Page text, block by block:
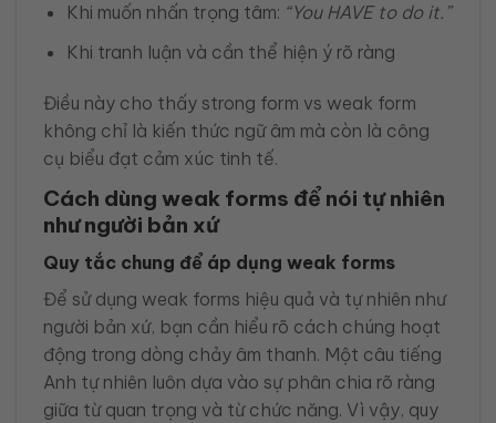
Khi muốn nhấn trọng tâm: “You HAVE to do it.”
Khi tranh luận và cần thể hiện ý rõ ràng
Điều này cho thấy strong form vs weak form
không chỉ là kiến thức ngữ âm mà còn là công
cụ biểu đạt cảm xúc tinh tế.
Cách dùng weak forms để nói tự nhiên
như người bản xứ
Quy tắc chung để áp dụng weak forms
Để sử dụng weak forms hiệu quả và tự nhiên như
người bản xứ, bạn cần hiểu rõ cách chúng hoạt
động trong dòng chảy âm thanh. Một câu tiếng
Anh tự nhiên luôn dựa vào sự phân chia rõ ràng
giữa từ quan trọng và từ chức năng. Vì vậy, quy